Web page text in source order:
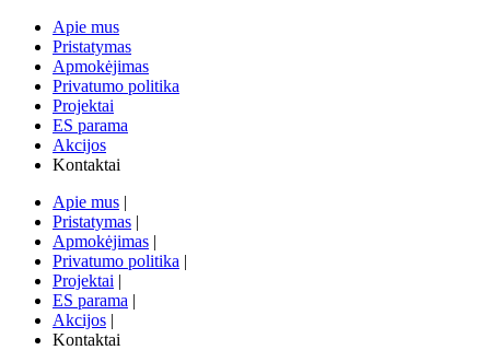
Apie mus
Pristatymas
Apmokėjimas
Privatumo politika
Projektai
ES parama
Akcijos
Kontaktai
Apie mus |
Pristatymas |
Apmokėjimas |
Privatumo politika |
Projektai |
ES parama |
Akcijos |
Kontaktai